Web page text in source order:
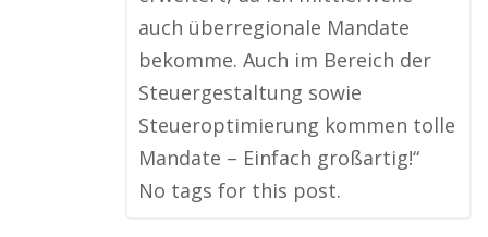
auch überregionale Mandate
bekomme. Auch im Bereich der
Steuergestaltung sowie
Steueroptimierung kommen tolle
Mandate – Einfach großartig!“
No tags for this post.